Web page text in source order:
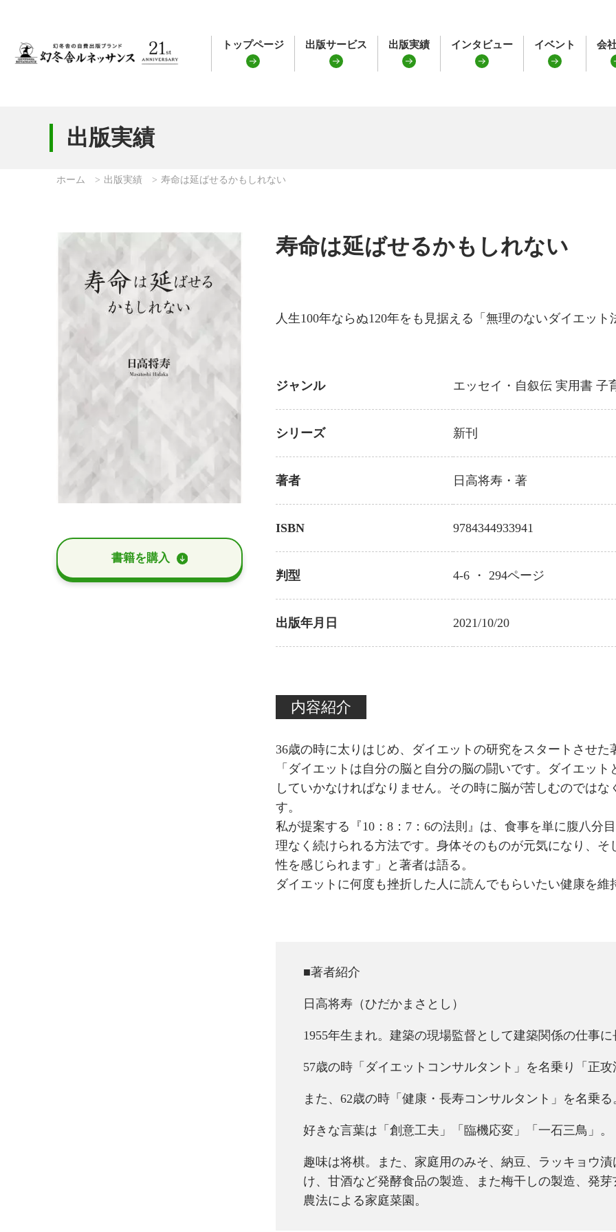
トップページ 出版サービス 出版実績 インタビュー イベント 会
出版実績
ホーム 出版実績 寿命は延ばせるかもしれない
書籍を購⼊
寿命は延ばせるかもしれない
人生100年ならぬ120年をも見据える「無理のないダイエット
ジャンル エッセイ・自叙伝 実用書 子
シリーズ 新刊
著者 日高将寿 ・著
ISBN 9784344933941
判型 4-6 ・294ページ
出版年月日 2021/10/20
内容紹介
36歳の時に太りはじめ、ダイエットの研究をスタートさせた
「ダイエットは自分の脳と自分の脳の闘いです。ダイエッ
していかなければなりません。その時に脳が苦しむのでは
す。
私が提案する『10：8：7：6の法則』は、食事を単に腹八分
理なく続けられる方法です。身体そのものが元気になり、
性を感じられます」と著者は語る。
ダイエットに何度も挫折した人に読んでもらいたい健康を維
■著者紹介
日高将寿（ひだかまさとし）
1955年生まれ。建築の現場監督として建築関係の仕事に
57歳の時「ダイエットコンサルタント」を名乗り「正攻
また、62歳の時「健康・長寿コンサルタント」を名乗る
好きな言葉は「創意工夫」「臨機応変」「一石三鳥」。
趣味は将棋。また、家庭用のみそ、納豆、ラッキョウ
け、甘酒など発酵食品の製造、また梅干しの製造、発
農法による家庭菜園。